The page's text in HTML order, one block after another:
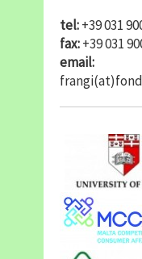
tel:+39 031
fax:+39 031
email: